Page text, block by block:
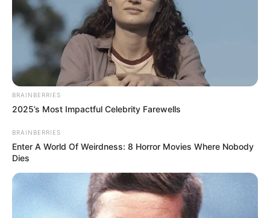
BRAINBERRIES
2025’s Most Impactful Celebrity Farewells
BRAINBERRIES
Enter A World Of Weirdness: 8 Horror Movies Where Nobody
Dies